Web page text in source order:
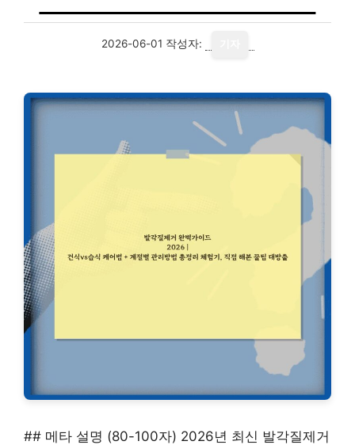
2026-06-01 작성자:
## 메타 설명 (80-100자) 2026년 최신 발각질제거